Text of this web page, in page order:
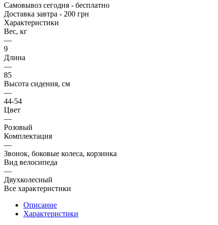
Самовывоз сегодня - бесплатно
Доставка завтра - 200 грн
Характеристики
Вес, кг
—
9
Длина
—
85
Высота сидения, см
—
44-54
Цвет
—
Розовый
Комплектация
—
Звонок, боковые колеса, корзинка
Вид велосипеда
—
Двухколесный
Все характеристики
Описание
Характеристики